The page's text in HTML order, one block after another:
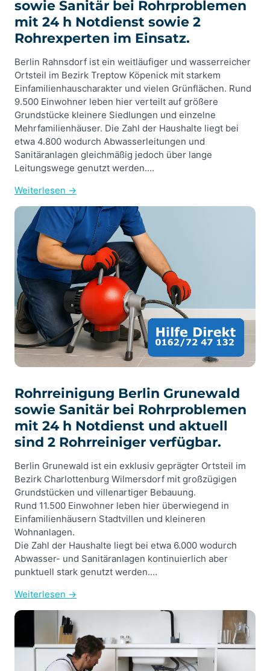
sowie Sanitär bei Rohrproblemen
mit 24 h Notdienst sowie 2
Rohrexperten im Einsatz.
Berlin Rahnsdorf ist ein weitläufiger und wasserreicher
Ortsteil im Bezirk Treptow Köpenick mit starkem
Einfamilienhauscharakter und vielen Grünflächen. Rund
9.500 Einwohner leben hier verteilt auf größere
Grundstücke kleinere Siedlungen und einzelne
Mehrfamilienhäuser. Die Zahl der Haushalte liegt bei
etwa 4.800 wodurch Abwasserleitungen und
Sanitäranlagen gleichmäßig jedoch über lange
Leitungswege genutzt werden.…
Weiterlesen →
Rohrreinigung Berlin Grunewald
sowie Sanitär bei Rohrproblemen
mit 24 h Notdienst und aktuell
sind 2 Rohrreiniger verfügbar.
Berlin Grunewald ist ein exklusiv geprägter Ortsteil im
Bezirk Charlottenburg Wilmersdorf mit großzügigen
Grundstücken und villenartiger Bebauung.
Rund 11.500 Einwohner leben hier überwiegend in
Einfamilienhäusern Stadtvillen und kleineren
Wohnanlagen.
Die Zahl der Haushalte liegt bei etwa 6.000 wodurch
Abwasser- und Sanitäranlagen kontinuierlich aber
punktuell stark genutzt werden.…
Weiterlesen →